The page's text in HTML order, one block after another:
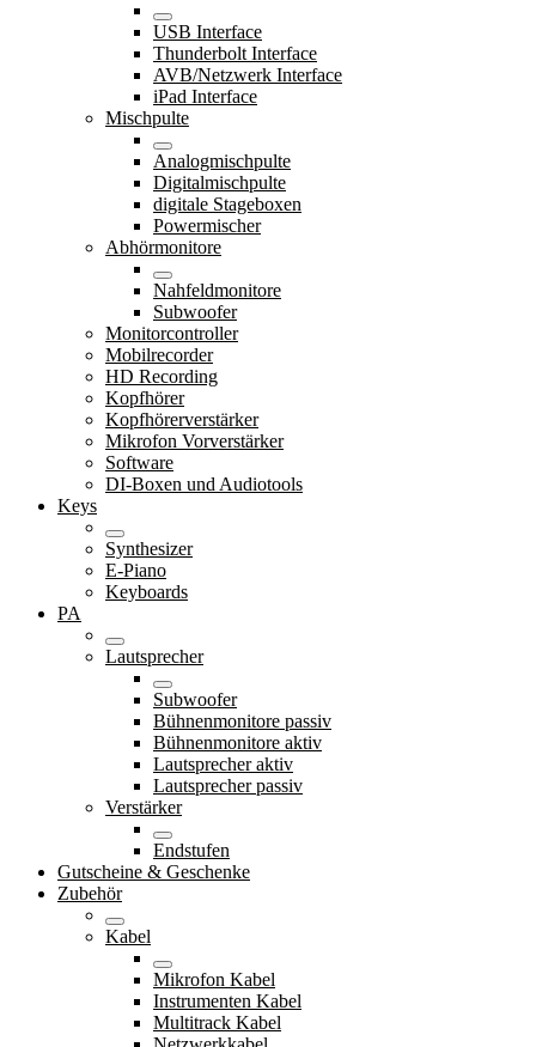
USB Interface
Thunderbolt Interface
AVB/Netzwerk Interface
iPad Interface
Mischpulte
Analogmischpulte
Digitalmischpulte
digitale Stageboxen
Powermischer
Abhörmonitore
Nahfeldmonitore
Subwoofer
Monitorcontroller
Mobilrecorder
HD Recording
Kopfhörer
Kopfhörerverstärker
Mikrofon Vorverstärker
Software
DI-Boxen und Audiotools
Keys
Synthesizer
E-Piano
Keyboards
PA
Lautsprecher
Subwoofer
Bühnenmonitore passiv
Bühnenmonitore aktiv
Lautsprecher aktiv
Lautsprecher passiv
Verstärker
Endstufen
Gutscheine & Geschenke
Zubehör
Kabel
Mikrofon Kabel
Instrumenten Kabel
Multitrack Kabel